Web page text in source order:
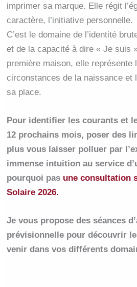
imprimer sa marque. Elle régit
caractère, l’initiative personnelle.
C’est le domaine de l’identité
et de la capacité à dire « Je suis
première maison, elle représente
circonstances de la naissance et
sa place.
Pour identifier les courants et
12 prochains mois, poser des
plus vous laisser polluer par
immense intuition au service
pourquoi pas une consultation
Solaire 2026.
Je vous propose des séances
prévisionnelle pour découvrir
venir dans vos différents